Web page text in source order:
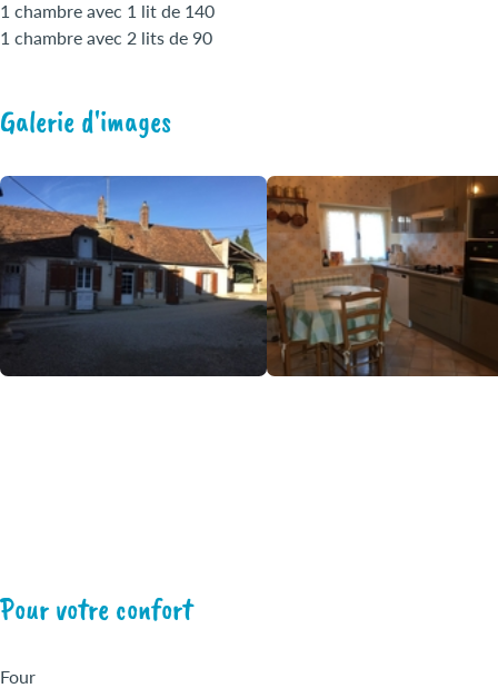
1 chambre avec 1 lit de 140
1 chambre avec 2 lits de 90
Galerie d'images
Pour votre confort
Four